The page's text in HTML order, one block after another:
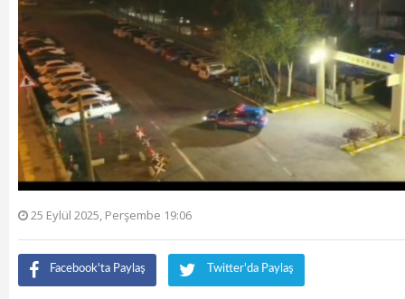
25 Eylül 2025, Perşembe 19:06
Facebook'ta Paylaş Twitter'da Paylaş